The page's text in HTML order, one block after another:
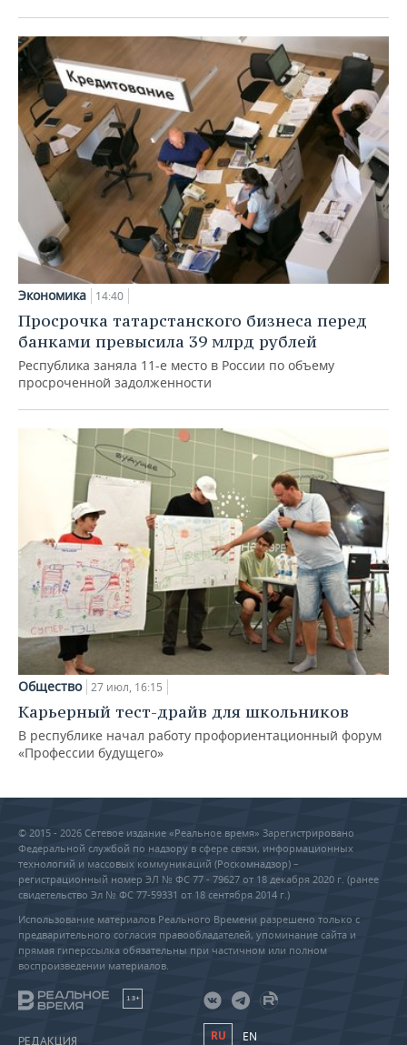
Экономика 14:40
Просрочка татарстанского бизнеса перед
банками превысила 39 млрд рублей
Республика заняла 11-е место в России по объему
просроченной задолженности
Общество 27 июл, 16:15
Карьерный тест-драйв для школьников
В республике начал работу профориентационный форум
«Профессии будущего»
© 2015 - 2026 Сетевое издание «Реальное время» Зарегистрировано
Федеральной службой по надзору в сфере связи, информационных
технологий и массовых коммуникаций (Роскомнадзор) –
регистрационный номер ЭЛ № ФС 77 - 79627 от 18 декабря 2020 г. (ранее
свидетельство Эл № ФС 77-59331 от 18 сентября 2014 г.)
Использование материалов Реального Времени разрешено только с
предварительного согласия правообладателей, упоминание сайта и
прямая гиперссылка обязательны при частичном или полном
воспроизведении материалов.
18+
РЕДАКЦИЯ RU EN